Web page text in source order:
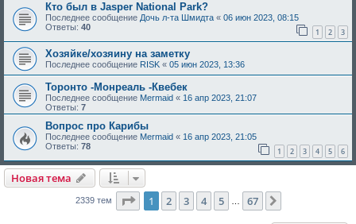
Кто был в Jasper National Park?
Последнее сообщение Дочь л-та Шмидта « 06 июн 2023, 08:15
Ответы: 40 1 2 3
Хозяйке/хозяину на заметку
Последнее сообщение RISK « 05 июн 2023, 13:36
Торонто -Монреаль -Квебек
Последнее сообщение Mermaid « 16 апр 2023, 21:07
Ответы: 7
Вопрос про Карибы
Последнее сообщение Mermaid « 16 апр 2023, 21:05
Ответы: 78 1 2 3 4 5 6
Новая тема
2339 тем Страница из 67
1 2 3 4 5 67